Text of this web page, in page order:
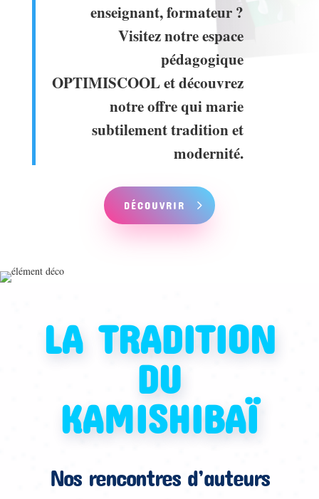
enseignant, formateur ?
Visitez notre espace
pédagogique
OPTIMISCOOL et découvrez
notre offre qui marie
subtilement tradition et
modernité.
DÉCOUVRIR
LA TRADITION
DU
KAMISHIBAÏ
Nos rencontres d’auteurs